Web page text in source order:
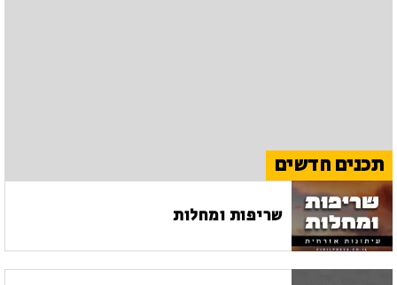
תכנים חדשים
שריפות ומחלות